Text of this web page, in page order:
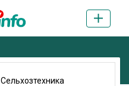
Сельхозтехника